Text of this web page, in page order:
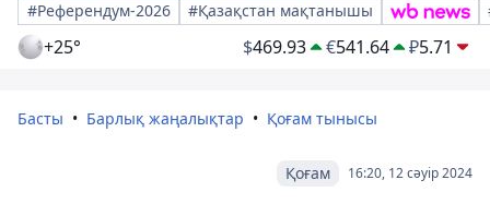
#Референдум-2026
#Қазақстан мақтанышы
+25° $469.93 €541.64 ₽5.71
Басты Барлық жаңалықтар Қоғам тынысы
16:20, 12 сәуір 2024
Қоғам